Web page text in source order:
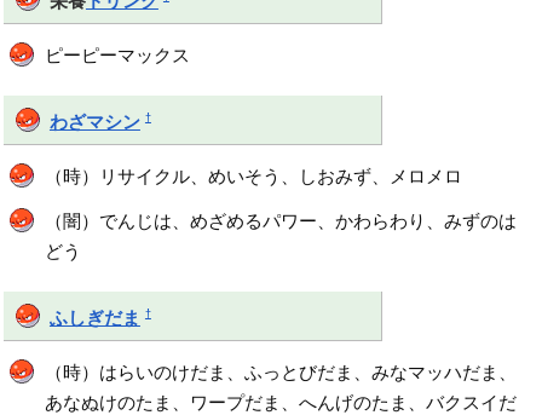
ピーピーマックス
わざマシン †
（時）リサイクル、めいそう、しおみず、メロメロ
（闇）でんじは、めざめるパワー、かわらわり、みずのは
どう
ふしぎだま †
（時）はらいのけだま、ふっとびだま、みなマッハだま、
あなぬけのたま、ワープだま、へんげのたま、バクスイだ